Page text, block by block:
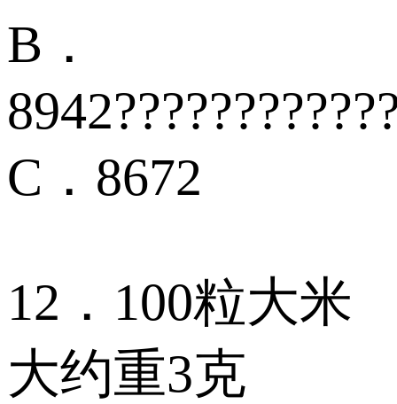
B．
C．8672
12．100粒大米
大约重3克